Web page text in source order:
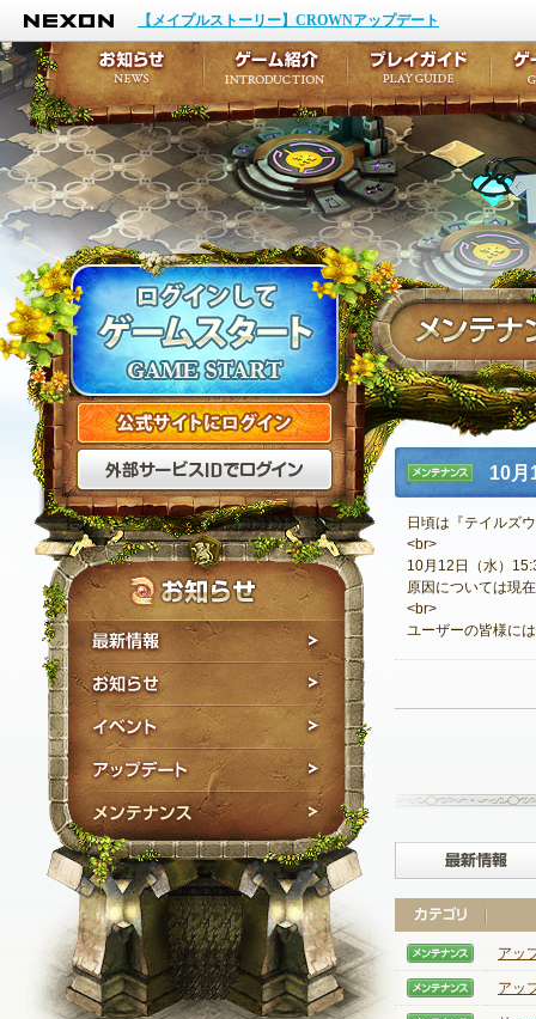
NEXON
【メイプルストーリー】CROWNアップデート
公式サイトにログイン
外部サービスIDでログ
最新情報
メンテナンス
メンテナ
ンス
10
日頃は『テイルズ
<br>
10月12日（水）
原因については現
<br>
ユーザーの皆様に
【メ
アッ
【メ
アッ
お知らせ
イベント
アップデート
メンテナンス
ゲーム紹介
キャラクター作成
テイルズ初級者講座
ここだけは知ってお